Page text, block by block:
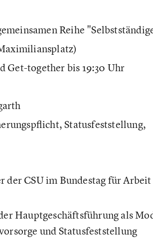
Reihe
Get-together bis 19:30 Uhr
Statusfeststellung,
der CSU im Bundestag für
Hauptgeschäftsführung als
und Statusfeststellung